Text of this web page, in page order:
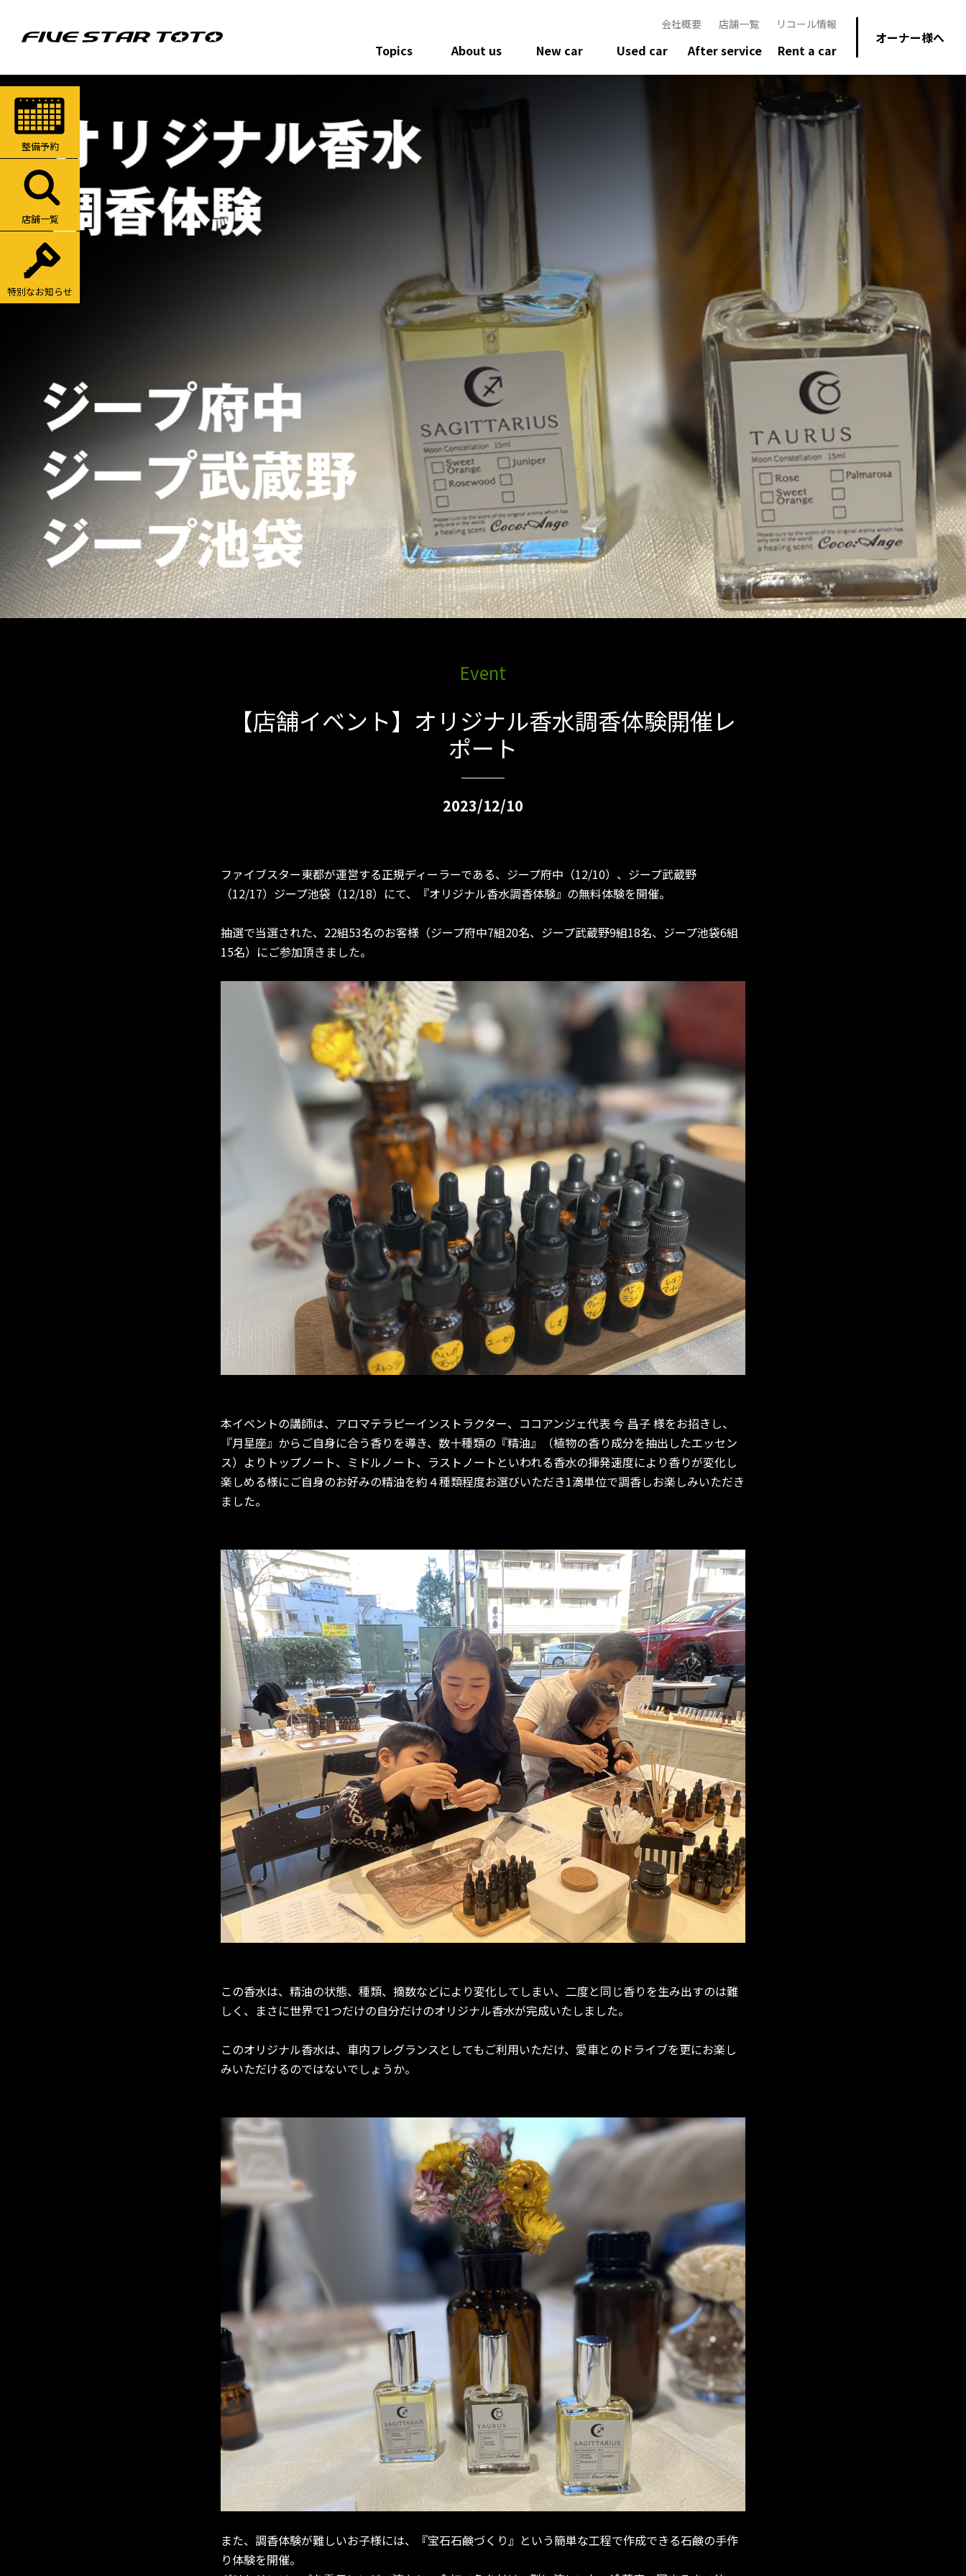
Topics About us New car Used car After service Rent a car
オーナー様へ
会社概要 店舗一覧 リコール情報
整備予約
店舗一覧
特別なお知らせ
Event
【店舗イベント】オリジナル香水調香体験開催レ
ポート
2023/12/10
ファイブスター東都が運営する正規ディーラーである、ジープ府中（12/10）、ジープ武蔵野
（12/17）ジープ池袋（12/18）にて、『オリジナル香水調香体験』の無料体験を開催。
抽選で当選された、22組53名のお客様（ジープ府中7組20名、ジープ武蔵野9組18名、ジープ池袋6組
15名）にご参加頂きました。
本イベントの講師は、アロマテラピーインストラクター、ココアンジェ代表 今 昌子 様をお招きし、
『月星座』からご自身に合う香りを導き、数十種類の『精油』（植物の香り成分を抽出したエッセン
ス）よりトップノート、ミドルノート、ラストノートといわれる香水の揮発速度により香りが変化し
楽しめる様にご自身のお好みの精油を約４種類程度お選びいただき1滴単位で調香しお楽しみいただき
ました。
この香水は、精油の状態、種類、摘数などにより変化してしまい、二度と同じ香りを生み出すのは難
しく、まさに世界で1つだけの自分だけのオリジナル香水が完成いたしました。
このオリジナル香水は、車内フレグランスとしてもご利用いただけ、愛車とのドライブを更にお楽し
みいただけるのではないでしょうか。
また、調香体験が難しいお子様には、『宝石石鹸づくり』という簡単な工程で作成できる石鹸の手作
り体験を開催。